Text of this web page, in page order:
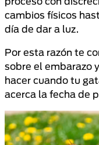
cambios físicos
día de dar a luz.
Por esta razón te
sobre el embarazo
hacer cuando tu
acerca la fecha de